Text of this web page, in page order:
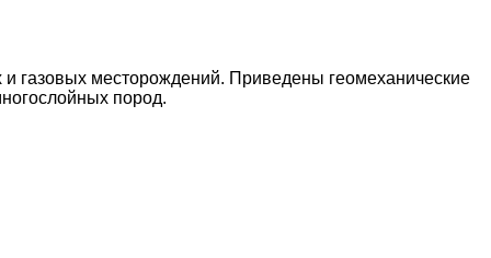
газовых месторождений. При­ведены геомеханические
пород.